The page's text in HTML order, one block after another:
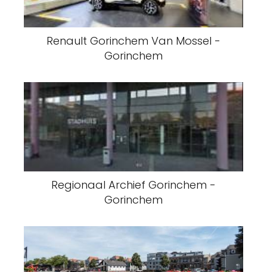
Renault Gorinchem Van Mossel -
Gorinchem
Regionaal Archief Gorinchem -
Gorinchem